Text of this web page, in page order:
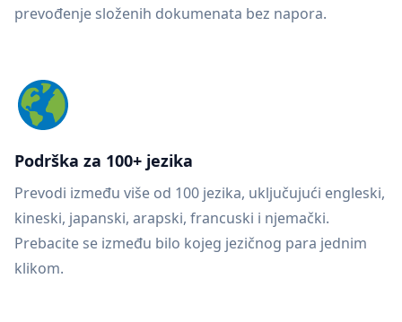
prevođenje složenih dokumenata bez napora.
Podrška za 100+ jezika
Prevodi između više od 100 jezika, uključujući engleski,
kineski, japanski, arapski, francuski i njemački.
Prebacite se između bilo kojeg jezičnog para jednim
klikom.